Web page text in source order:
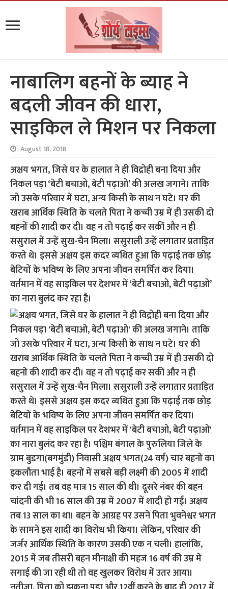
नाबालिग बहनों के ब्याह ने
बदली जीवन की धारा,
साइकिल ले मिशन पर निकला
August 18, 2018
अक्षय भगत, जिसे घर के हालात ने ही विद्रोही बना दिया और
निकल पड़ा ‘बेटी बचाओ, बेटी पढ़ाओ’ की अलख जगाने। ताकि
जो उसके परिवार में घटा, अन्य किसी के साथ न घटे। घर की
खराब आर्थिक स्थिति के चलते पिता ने कच्ची उम्र में ही उसकी दो
बहनों की शादी कर दी। वह न तो पढ़ाई कर सकीं और न ही
ससुराल में उन्हें सुख-चैन मिला। ससुराली उन्हें लगातार प्रताड़ित
करते थे। इससे अक्षय इस कदर व्यथित हुआ कि पढ़ाई तक छोड़
बेटियों के भविष्य के लिए अपना जीवन समर्पित कर दिया।
वर्तमान में वह साइकिल पर देशभर में ‘बेटी बचाओ, बेटी पढ़ाओ’
का नारा बुलंद कर रहा है।